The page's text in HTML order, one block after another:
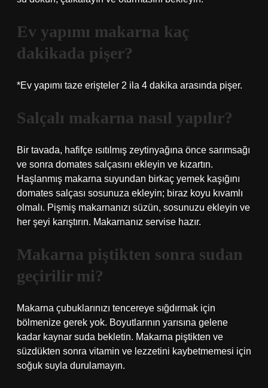
Ev yapımı makarna kaç
dakikada pişer?
*Ev yapımı taze erişteler 2 ila 4 dakika arasında pişer.
Salçalı makarna nasıl yapılır?
Bir tavada, hafifçe ısıtılmış zeytinyağına önce sarımsağı
ve sonra domates salçasını ekleyin ve kızartın.
Haşlanmış makarna suyundan birkaç yemek kaşığını
domates salçası sosunuza ekleyin; biraz koyu kıvamlı
olmalı. Pişmiş makarnanızı süzün, sosunuzu ekleyin ve
her şeyi karıştırın. Makarnanız servise hazır.
Makarna piştikten sonra sudan
geçirilir mi?
Makarna çubuklarınızı tencereye sığdırmak için
bölmenize gerek yok. Boyutlarının yarısına gelene
kadar kaynar suda bekletin. Makarna piştikten ve
süzdükten sonra vitamin ve lezzetini kaybetmemesi için
soğuk suyla durulamayın.